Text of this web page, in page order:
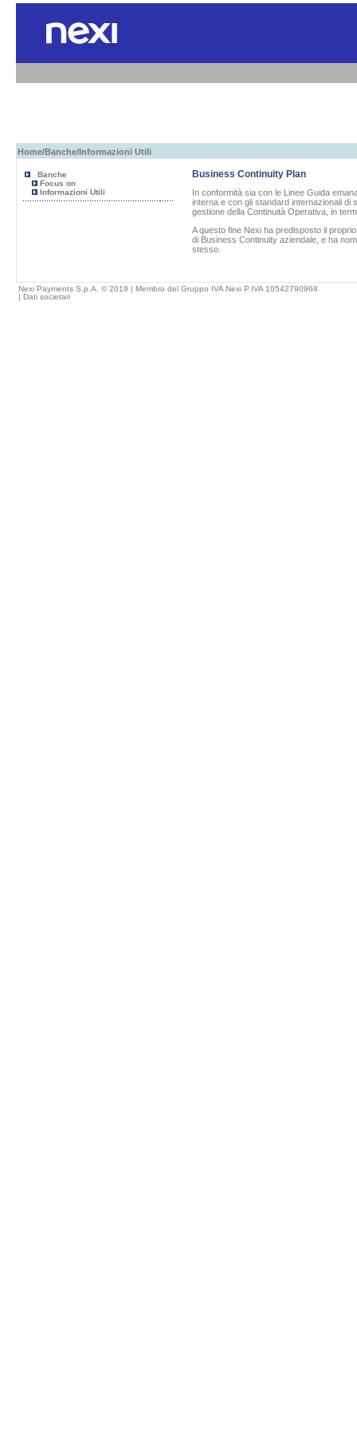
Home/Banche/Informazioni Utili
Banche
Focus on
Informazioni Utili
Business Continuity Plan
In conformità sia con le Linee Guida
interna e con gli standard internazionali di
gestione della Continuità Operativa, in
A questo fine Nexi ha predisposto il
di Business Continuity aziendale, e ha
stesso.
Nexi Payments S.p.A. © 2019 | Membro del Gruppo IVA Nexi P.IVA 10542790968
| Dati societari